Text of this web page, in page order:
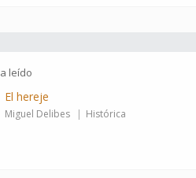
leído
El hereje
Miguel Delibes Histórica